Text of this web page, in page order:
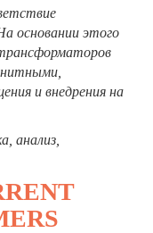
основании этого
и внедрения на
анализ,